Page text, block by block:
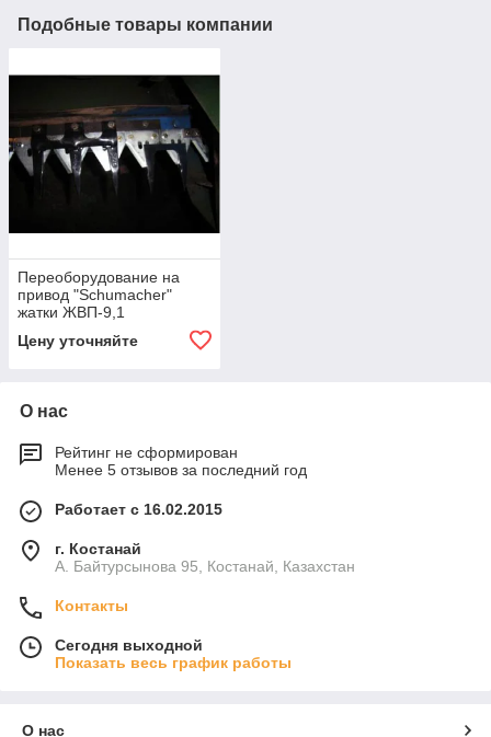
Подобные товары компании
Переоборудование на
привод "Schumacher"
жатки ЖВП-9,1
Цену уточняйте
О нас
Рейтинг не сформирован
Менее 5 отзывов за последний год
Работает с 16.02.2015
г. Костанай
А. Байтурсынова 95, Костанай, Казахстан
Контакты
Сегодня выходной
Показать весь график работы
О нас